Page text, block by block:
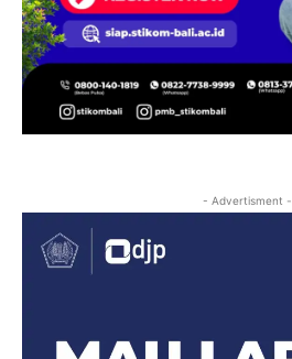
- Advertisment -